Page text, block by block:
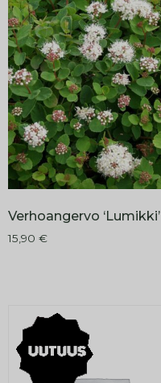
Verhoangervo ‘Lumikki’
15,90 €